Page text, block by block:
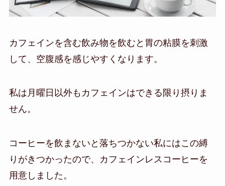
カフェインを含む飲み物を飲むと胃の粘膜を刺激
して、空腹感を感じやすくなります。
私は月曜日以外もカフェインはできる限り摂りま
せん。
コーヒーを飲まないと落ちつかない私にはこの縛
りがきつかったので、カフェインレスコーヒーを
用意しました。